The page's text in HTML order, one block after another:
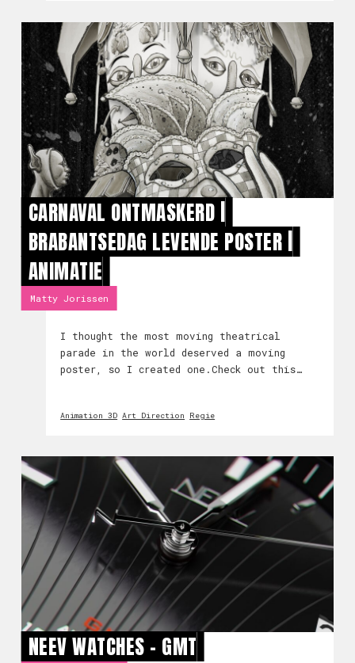
CARNAVAL ONTMASKERD |
BRABANTSEDAG LEVENDE POSTER |
ANIMATIE
Matty Jorissen
I thought the most moving theatrical
parade in the world deserved a moving
poster, so I created one.Check out this
unique and cool way of storytelling using
Animation 3D Art Direction Regie
NEEV WATCHES - GMT